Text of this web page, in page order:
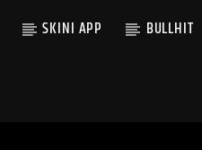
SKINI APP BULLHIT